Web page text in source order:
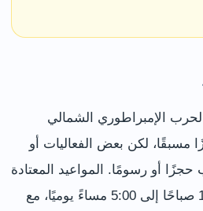
الإمبراطوري الشمالي
مسبقًا، لكن بعض الفعاليات أو
أو رسومًا. المواعيد المعتادة
للمتحف من الساعة 10:00 صباحًا إلى 5:00 مساءً يوميًا، مع